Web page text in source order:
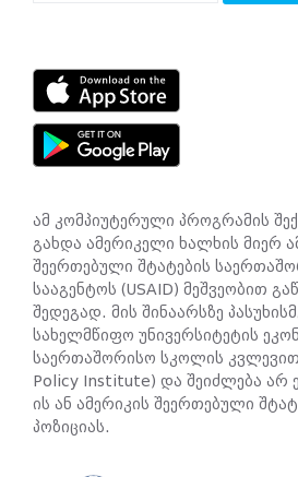
ამ კომპიუტერული პროგრამის
გახდა ამერიკელი ხალხის მიერ
შეერთებული შტატების
სააგენტოს (USAID) მეშვეობით
შედეგად. მის შინაარსზე
სახელმწიფო უნივერსიტეტის
საერთაშორისო სკოლის
Policy Institute) და შეიძლება არ
ის ან ამერიკის შეერთებული
პოზიციას.